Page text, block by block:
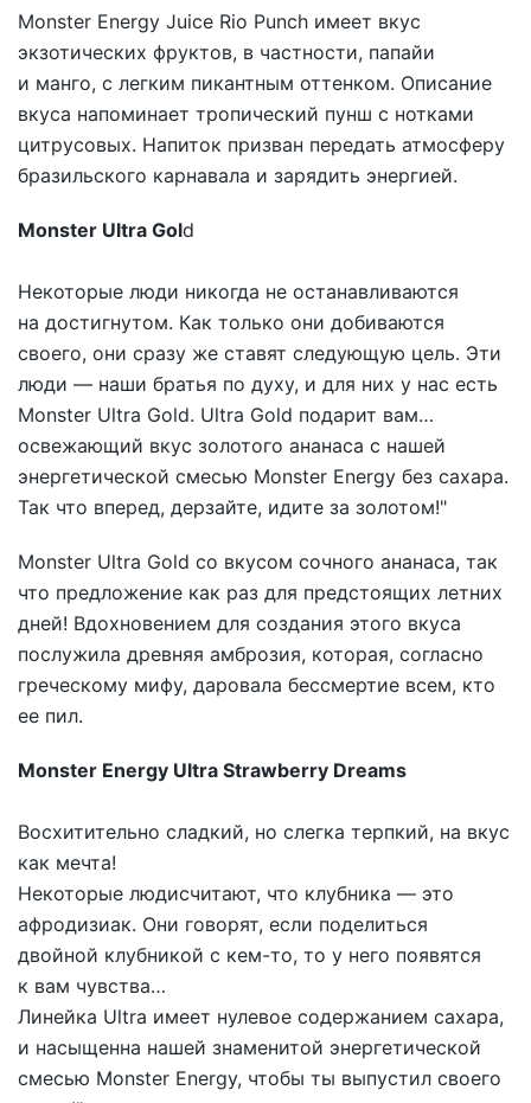
Monster Energy Juice Rio Punch имеет вкус
экзотических фруктов, в частности, папайи
и манго, с легким пикантным оттенком. Описание
вкуса напоминает тропический пунш с нотками
цитрусовых. Напиток призван передать атмосферу
бразильского карнавала и зарядить энергией.
Monster Ultra Gold
Некоторые люди никогда не останавливаются
на достигнутом. Как только они добиваются
своего, они сразу же ставят следующую цель. Эти
люди — наши братья по духу, и для них у нас есть
Monster Ultra Gold. Ultra Gold подарит вам…
освежающий вкус золотого ананаса с нашей
энергетической смесью Monster Energy без сахара.
Так что вперед, дерзайте, идите за золотом!"
Monster Ultra Gold со вкусом сочного ананаса, так
что предложение как раз для предстоящих летних
дней! Вдохновением для создания этого вкуса
послужила древняя амброзия, которая, согласно
греческому мифу, даровала бессмертие всем, кто
ее пил.
Monster Energy Ultra Strawberry Dreams
Восхитительно сладкий, но слегка терпкий, на вкус
как мечта!
Некоторые людисчитают, что клубника — это
афродизиак. Они говорят, если поделиться
двойной клубникой с кем-то, то у него появятся
к вам чувства…
Линейка Ultra имеет нулевое содержанием сахара,
и насыщенна нашей знаменитой энергетической
смесью Monster Energy, чтобы ты выпустил своего